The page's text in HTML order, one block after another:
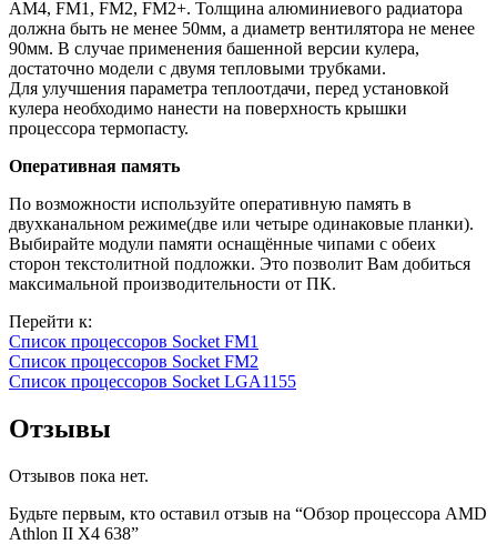
AM4, FM1, FM2, FM2+. Толщина алюминиевого радиатора
должна быть не менее 50мм, а диаметр вентилятора не менее
90мм. В случае применения башенной версии кулера,
достаточно модели с двумя тепловыми трубками.
Для улучшения параметра теплоотдачи, перед установкой
кулера необходимо нанести на поверхность крышки
процессора термопасту.
Оперативная память
По возможности используйте оперативную память в
двухканальном режиме(две или четыре одинаковые планки).
Выбирайте модули памяти оснащённые чипами с обеих
сторон текстолитной подложки. Это позволит Вам добиться
максимальной производительности от ПК.
Перейти к:
Список процессоров Socket FM1
Список процессоров Socket FM2
Список процессоров Socket LGA1155
Отзывы
Отзывов пока нет.
Будьте первым, кто оставил отзыв на “Обзор процессора AMD
Athlon II X4 638”